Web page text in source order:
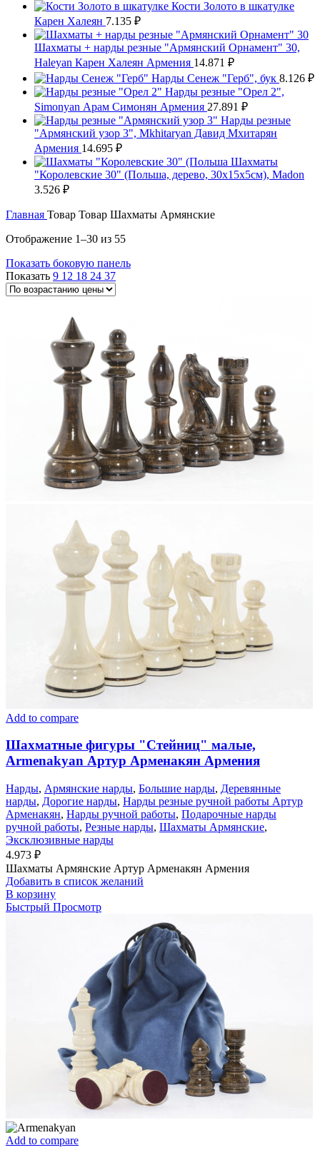
Кости Золото в шкатулке
Карен Халеян 7.135 ₽
Шахматы + нарды резные "Армянский Орнамент" 30,
Haleyan Карен Халеян Армения 14.871 ₽
Нарды Сенеж "Герб", бук 8.126 ₽
Нарды резные "Орел 2",
Simonyan Арам Симонян Армения 27.891 ₽
Нарды резные
"Армянский узор 3", Mkhitaryan Давид Мхитарян
Армения 14.695 ₽
Шахматы
"Королевские 30" (Польша, дерево, 30х15х5см), Madon
3.526 ₽
Главная Товар Товар Шахматы Армянские
Отображение 1–30 из 55Цены:
возрастанию
Показать боковую панель
Показать 9 12 18 24 37
Add to compare
Шахматные фигуры "Стейниц" малые,
Armenakyan Артур Арменакян Армения
Нарды, Армянские нарды, Большие нарды, Деревянные
нарды, Дорогие нарды, Нарды резные ручной работы Артур
Арменакян, Нарды ручной работы, Подарочные нарды
ручной работы, Резные нарды, Шахматы Армянские,
Эксклюзивные нарды
4.973 ₽
Шахматы Армянские Артур Арменакян Армения
Добавить в список желаний
В корзину
Быстрый Просмотр
Add to compare